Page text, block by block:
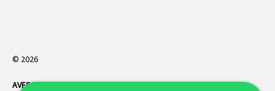
© 2026
AVES HORREN. Alle rechten voorbehouden.